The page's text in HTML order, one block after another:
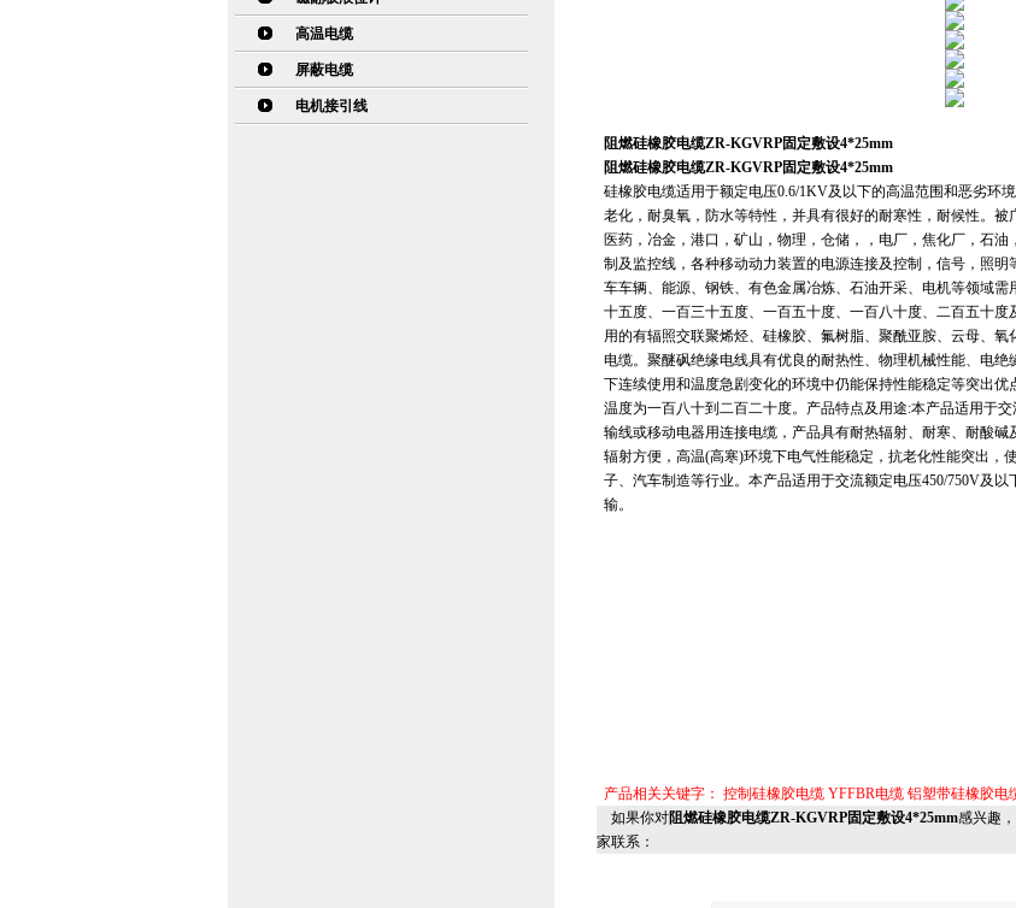
高温电缆
屏蔽电缆
电机接引线
阻燃硅橡胶电缆ZR-KGVRP固定敷设4*25mm
阻燃硅橡胶电缆ZR-KGVRP固定敷设4*25mm
硅橡胶电缆适用于额定电压0.6/1KV及以下的高温范围和恶劣环
老化，耐臭氧，防水等特性，并具有很好的耐寒性，耐候性。被
医药，冶金，港口，矿山，物理，仓储，，电厂，焦化厂，石
制及监控线，各种移动动力装置的电源连接及控制，信号，照
车车辆、能源、钢铁、有色金属冶炼、石油开采、电机等领域
十五度、一百三十五度、一百五十度、一百八十度、二百五十
用的有辐照交联聚烯烃、硅橡胶、氟树脂、聚酰亚胺、云母、
电缆。聚醚砜绝缘电线具有优良的耐热性、物理机械性能、电
下连续使用和温度急剧变化的环境中仍能保持性能稳定等突出
温度为一百八十到二百二十度。产品特点及用途:本产品适用于
输线或移动电器用连接电缆，产品具有耐热辐射、耐寒、耐酸碱
辐射方便，高温(高寒)环境下电气性能稳定，抗老化性能突出，
子、汽车制造等行业。本产品适用于交流额定电压450/750V及
输。
产品相关关键字： 控制硅橡胶电缆 YFFBR电缆 铝塑带硅橡胶电
如果你对阻燃硅橡胶电缆ZR-KGVRP固定敷设4*25mm感兴趣
家联系：